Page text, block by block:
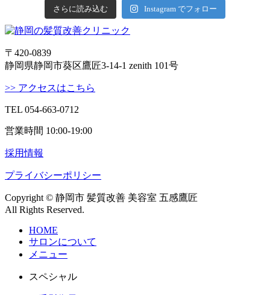
さらに読み込む Instagram でフォロー
〒420-0839
静岡県静岡市葵区鷹匠3-14-1 zenith 101号
>> アクセスはこちら
TEL 054-663-0712
営業時間 10:00-19:00
採用情報
プライバシーポリシー
Copyright © 静岡市 髪質改善 美容室 五感鷹匠
All Rights Reserved.
HOME
サロンについて
メニュー
スペシャル